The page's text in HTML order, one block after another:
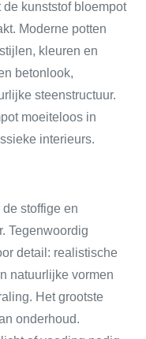
kunststof bloempot
Moderne potten
kleuren en
betonlook,
steenstructuur.
moeiteloos in
interieurs.
stoffige en
Tegenwoordig
detail: realistische
natuurlijke vormen
Het grootste
onderhoud.